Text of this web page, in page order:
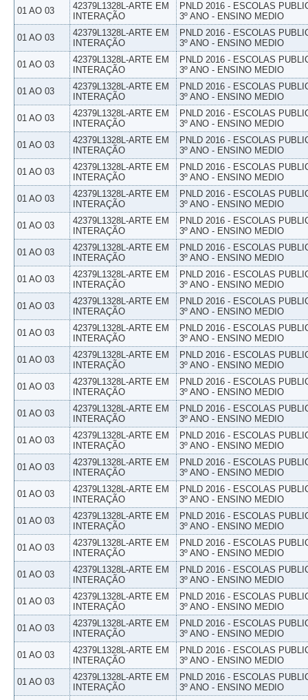
01 AO 03
42379L1328L-ARTE EM
INTERAÇÃO
PNLD 2016 - ESCOLAS
3º ANO - ENSINO MEDIO
01 AO 03
42379L1328L-ARTE EM
INTERAÇÃO
PNLD 2016 - ESCOLAS
3º ANO - ENSINO MEDIO
01 AO 03
42379L1328L-ARTE EM
INTERAÇÃO
PNLD 2016 - ESCOLAS
3º ANO - ENSINO MEDIO
01 AO 03
42379L1328L-ARTE EM
INTERAÇÃO
PNLD 2016 - ESCOLAS
3º ANO - ENSINO MEDIO
01 AO 03
42379L1328L-ARTE EM
INTERAÇÃO
PNLD 2016 - ESCOLAS
3º ANO - ENSINO MEDIO
01 AO 03
42379L1328L-ARTE EM
INTERAÇÃO
PNLD 2016 - ESCOLAS
3º ANO - ENSINO MEDIO
01 AO 03
42379L1328L-ARTE EM
INTERAÇÃO
PNLD 2016 - ESCOLAS
3º ANO - ENSINO MEDIO
01 AO 03
42379L1328L-ARTE EM
INTERAÇÃO
PNLD 2016 - ESCOLAS
3º ANO - ENSINO MEDIO
01 AO 03
42379L1328L-ARTE EM
INTERAÇÃO
PNLD 2016 - ESCOLAS
3º ANO - ENSINO MEDIO
01 AO 03
42379L1328L-ARTE EM
INTERAÇÃO
PNLD 2016 - ESCOLAS
3º ANO - ENSINO MEDIO
01 AO 03
42379L1328L-ARTE EM
INTERAÇÃO
PNLD 2016 - ESCOLAS
3º ANO - ENSINO MEDIO
01 AO 03
42379L1328L-ARTE EM
INTERAÇÃO
PNLD 2016 - ESCOLAS
3º ANO - ENSINO MEDIO
01 AO 03
42379L1328L-ARTE EM
INTERAÇÃO
PNLD 2016 - ESCOLAS
3º ANO - ENSINO MEDIO
01 AO 03
42379L1328L-ARTE EM
INTERAÇÃO
PNLD 2016 - ESCOLAS
3º ANO - ENSINO MEDIO
01 AO 03
42379L1328L-ARTE EM
INTERAÇÃO
PNLD 2016 - ESCOLAS
3º ANO - ENSINO MEDIO
01 AO 03
42379L1328L-ARTE EM
INTERAÇÃO
PNLD 2016 - ESCOLAS
3º ANO - ENSINO MEDIO
01 AO 03
42379L1328L-ARTE EM
INTERAÇÃO
PNLD 2016 - ESCOLAS
3º ANO - ENSINO MEDIO
01 AO 03
42379L1328L-ARTE EM
INTERAÇÃO
PNLD 2016 - ESCOLAS
3º ANO - ENSINO MEDIO
01 AO 03
42379L1328L-ARTE EM
INTERAÇÃO
PNLD 2016 - ESCOLAS
3º ANO - ENSINO MEDIO
01 AO 03
42379L1328L-ARTE EM
INTERAÇÃO
PNLD 2016 - ESCOLAS
3º ANO - ENSINO MEDIO
01 AO 03
42379L1328L-ARTE EM
INTERAÇÃO
PNLD 2016 - ESCOLAS
3º ANO - ENSINO MEDIO
01 AO 03
42379L1328L-ARTE EM
INTERAÇÃO
PNLD 2016 - ESCOLAS
3º ANO - ENSINO MEDIO
01 AO 03
42379L1328L-ARTE EM
INTERAÇÃO
PNLD 2016 - ESCOLAS
3º ANO - ENSINO MEDIO
01 AO 03
42379L1328L-ARTE EM
INTERAÇÃO
PNLD 2016 - ESCOLAS
3º ANO - ENSINO MEDIO
01 AO 03
42379L1328L-ARTE EM
INTERAÇÃO
PNLD 2016 - ESCOLAS
3º ANO - ENSINO MEDIO
01 AO 03
42379L1328L-ARTE EM
INTERAÇÃO
PNLD 2016 - ESCOLAS
3º ANO - ENSINO MEDIO